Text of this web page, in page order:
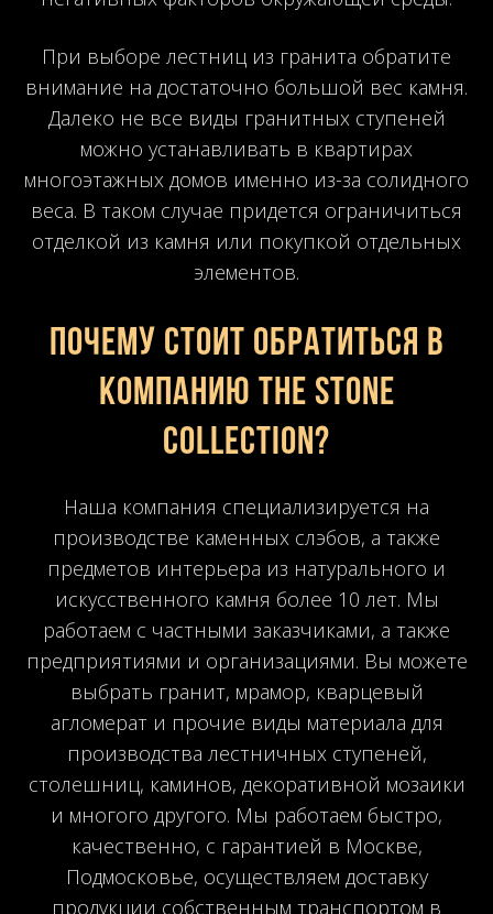
При выборе лестниц из гранита обратите
внимание на достаточно большой вес камня.
Далеко не все виды гранитных ступеней
можно устанавливать в квартирах
многоэтажных домов именно из-за солидного
веса. В таком случае придется ограничиться
отделкой из камня или покупкой отдельных
элементов.
Почему стоит обратиться в
компанию The Stone
Collection?
Наша компания специализируется на
производстве каменных слэбов, а также
предметов интерьера из натурального и
искусственного камня более 10 лет. Мы
работаем с частными заказчиками, а также
предприятиями и организациями. Вы можете
выбрать гранит, мрамор, кварцевый
агломерат и прочие виды материала для
производства лестничных ступеней,
столешниц, каминов, декоративной мозаики
и многого другого. Мы работаем быстро,
качественно, с гарантией в Москве,
Подмосковье, осуществляем доставку
продукции собственным транспортом в